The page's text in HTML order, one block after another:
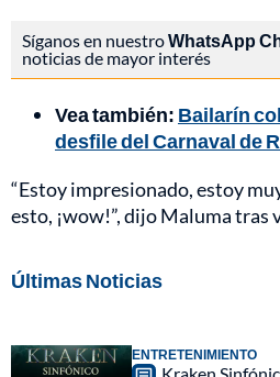
Síganos en nuestroWhatsApp
noticias de mayor interés
Vea también: Bailarín
desfile del Carnaval de
“Estoy impresionado, estoy
esto, ¡wow!”, dijo Maluma tras
Últimas Noticias
ENTRETENIMIENTO